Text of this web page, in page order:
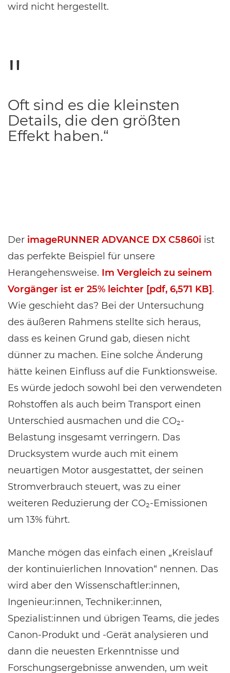
wird nicht hergestellt.
Oft sind es die kleinsten
Details, die den größten
Effekt haben.“
Der imageRUNNER ADVANCE DX C5860i ist
das perfekte Beispiel für unsere
Herangehensweise. Im Vergleich zu seinem
Vorgänger ist er 25% leichter [pdf, 6,571 KB].
Wie geschieht das? Bei der Untersuchung
des äußeren Rahmens stellte sich heraus,
dass es keinen Grund gab, diesen nicht
dünner zu machen. Eine solche Änderung
hätte keinen Einfluss auf die Funktionsweise.
Es würde jedoch sowohl bei den verwendeten
Rohstoffen als auch beim Transport einen
Unterschied ausmachen und die CO₂-
Belastung insgesamt verringern. Das
Drucksystem wurde auch mit einem
neuartigen Motor ausgestattet, der seinen
Stromverbrauch steuert, was zu einer
weiteren Reduzierung der CO₂-Emissionen
um 13% führt.
Manche mögen das einfach einen „Kreislauf
der kontinuierlichen Innovation“ nennen. Das
wird aber den Wissenschaftler:innen,
Ingenieur:innen, Techniker:innen,
Spezialist:innen und übrigen Teams, die jedes
Canon-Produkt und -Gerät analysieren und
dann die neuesten Erkenntnisse und
Forschungsergebnisse anwenden, um weit